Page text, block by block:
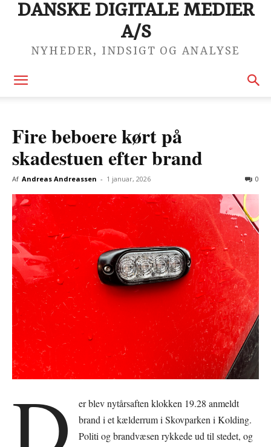
DANSKE DIGITALE MEDIER
A/S
NYHEDER, INDSIGT OG ANALYSE
Fire beboere kørt på
skadestuen efter brand
Af Andreas Andreassen - 1 januar, 2026 0
er blev nytårsaften klokken 19.28 anmeldt
brand i et kælderrum i Skovparken i Kolding.
Politi og brandvæsen rykkede ud til stedet, og